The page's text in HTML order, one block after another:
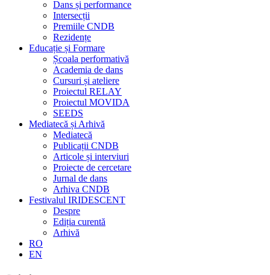
Dans și performance
Intersecții
Premiile CNDB
Rezidențe
Educație și Formare
Școala performativă
Academia de dans
Cursuri și ateliere
Proiectul RELAY
Proiectul MOVIDA
SEEDS
Mediatecă și Arhivă
Mediatecă
Publicații CNDB
Articole și interviuri
Proiecte de cercetare
Jurnal de dans
Arhiva CNDB
Festivalul IRIDESCENT
Despre
Ediția curentă
Arhivă
RO
EN